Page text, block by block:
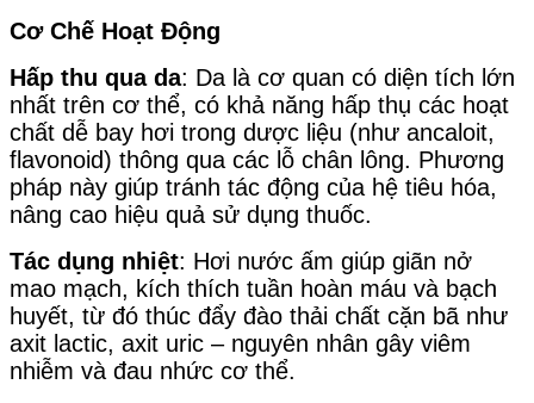
Cơ Chế Hoạt Động
Hấp thu qua da: Da là cơ quan có diện tích lớn
nhất trên cơ thể, có khả năng hấp thụ các hoạt
chất dễ bay hơi trong dược liệu (như ancaloit,
flavonoid) thông qua các lỗ chân lông. Phương
pháp này giúp tránh tác động của hệ tiêu hóa,
nâng cao hiệu quả sử dụng thuốc.
Tác dụng nhiệt: Hơi nước ấm giúp giãn nở
mao mạch, kích thích tuần hoàn máu và bạch
huyết, từ đó thúc đẩy đào thải chất cặn bã như
axit lactic, axit uric – nguyên nhân gây viêm
nhiễm và đau nhức cơ thể.